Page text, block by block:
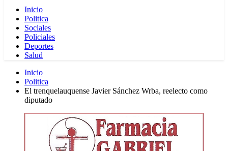
Inicio
Politica
Sociales
Policiales
Deportes
Salud
Inicio
Politica
El trenquelauquense Javier Sánchez Wrba, reelecto como
diputado